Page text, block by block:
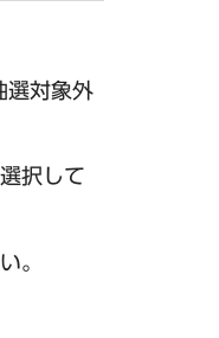
選対象外
択して
。